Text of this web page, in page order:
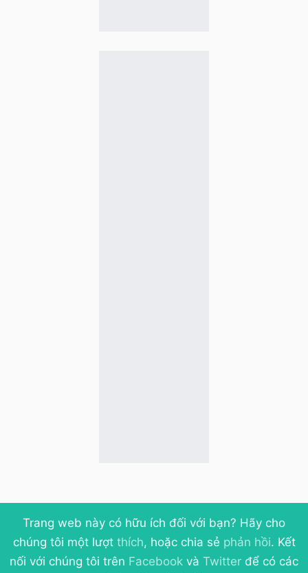
Trang web này có hữu ích đối với bạn? Hãy cho
chúng tôi một lượt thích, hoặc chia sẻ phản hồi. Kết
nối với chúng tôi trên Facebook và Twitter để có các